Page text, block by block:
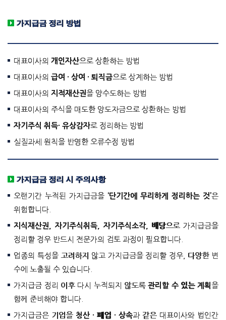
가지급금 정리 방법
대표이사의 개인자산으로 상환하는 방법
대표이사의 급여 · 상여 · 퇴직금으로 상계하는 방법
대표이사의 지적재산권 을 양수도하는 방법
대표이사의 주식을 매도한 양도자금으로 상환하는 방법
자기주식 취득· 유상감자로 정리하는 방법
실질과세 원칙을 반영한 오류수정 방법
가지급금 정리 시 주의사항
오랜기간 누적된 가지급금을 ‘단기간에 무리하게 정리하는 것’은
위험합니다.
지식재산권, 자기주식취득, 자기주식소각, 배당으로 가지급금을
정리할 경우 반드시 전문가의 검토 과정이 필요합니다.
업종의 특성을 고려하지 않고 가지급금을 정리할 경우, 다양한 변
수에 노출될 수 있습니다.
가지급금 정리 이후 다시 누적되지 않도록 관리할 수 있는 계획을
함께 준비해야 합니다.
가지급금은 기업을 청산 · 폐업 · 상속과 같은 대표이사와 법인간